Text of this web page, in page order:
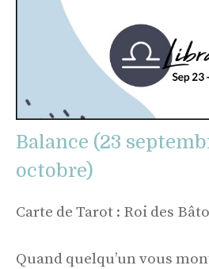
Balance (23
octobre)
Carte de Tarot : Roi des
Quand quelqu’un vous